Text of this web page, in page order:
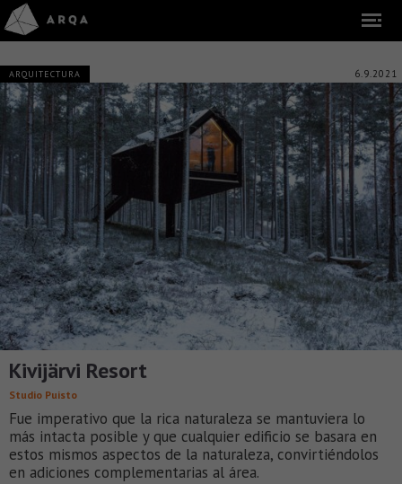
ARQUITECTURA 6.9.2021
Kivijärvi Resort
Studio Puisto
Fue imperativo que la rica naturaleza se mantuviera lo
más intacta posible y que cualquier edificio se basara en
estos mismos aspectos de la naturaleza, convirtiéndolos
en adiciones complementarias al área.